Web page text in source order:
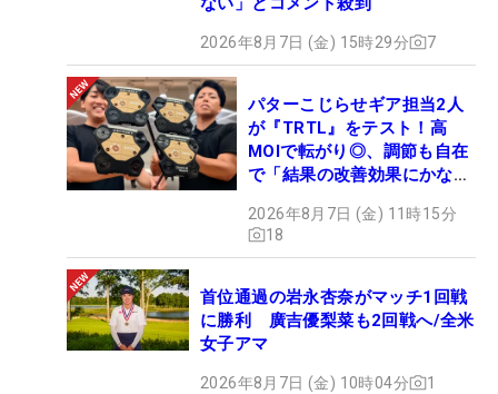
2026年8月7日 (金) 15時29分 7
パターこじらせギア担当2人
が『TRTL』をテスト！高
MOIで転がり◎、調節も自在
で「結果の改善効果にかなり
2026年8月7日 (金) 11時15分
18
首位通過の岩永杏奈がマッチ1回戦
に勝利 廣吉優梨菜も2回戦へ/全米
女子アマ
2026年8月7日 (金) 10時04分 1